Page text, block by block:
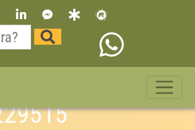
São